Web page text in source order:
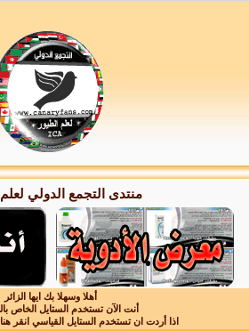
منتدى التجمع الدولي لعلم
أهلا وسهلا بك ايها الزائر
أنت الآن تستخدم الستايل الخاص
اذا أردت ان تستخدم الستايل القياسي انقر هنا